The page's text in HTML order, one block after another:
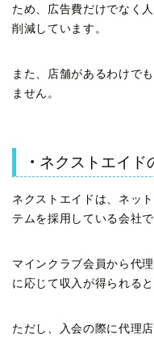
ため、広告費だけでなく
削減しています。
また、店舗があるわけで
ません。
・ ネクストエイド
ネクストエイドは、ネッ
テムを採用している会社で
マインクラブ会員から代
に応じて収入が得られる
ただし、入会の際に代理